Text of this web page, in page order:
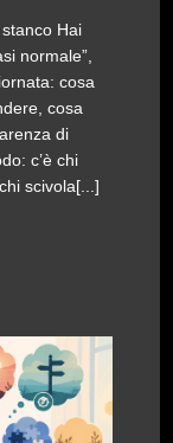
Hai
normale”,
cosa
cosa
di
c’è chi
scivola[...]